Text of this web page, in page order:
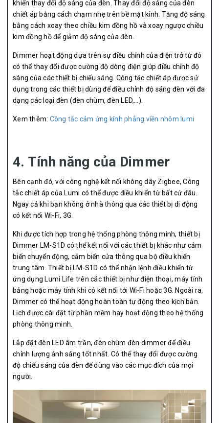
khiển thay đổi độ sáng của đèn. Thay đổi độ sáng của đèn
chiết áp bằng cách chạm nhẹ trên bề mặt kính. Tăng độ sáng
bằng cách xoay theo chiều kim đồng hồ và xoay ngược chiều
kim đồng hồ để giảm độ sáng của đèn.
Dimmer hoạt động dựa trên sự điều chỉnh của điện trở từ đó
có thể thay đổi được cường độ dòng điện giúp điều chỉnh độ
sáng của các thiết bị chiếu sáng. Công tắc chiết áp được sử
dụng trong các thiết bị dùng để điều chỉnh độ sáng đèn với đa
dạng các loại đèn (đèn chùm, đèn LED,…).
Xem thêm: Công tắc cảm ứng kính phẳng viền nhôm lumi
4. Tính năng của Dimmer
Bên cạnh đó, với công nghệ kết nối không dây Zigbee, Công
tắc chiết áp của Lumi có thể được điều khiển từ bất cứ đâu.
Ngay cả khi bạn không ở nhà thông qua các thiết bị di động
có kết nối Wi-Fi, 3G.
Khi được tích hợp trong hệ thống phòng thông minh, thiết bị
Dimmer LM-S1D có thể kết nối với các thiết bị khác như cảm
biến chuyển động, cảm biến cửa thông qua bộ điều khiển
trung tâm. Thiết bị LM-S1D có thể nhận lệnh điều khiển từ
ứng dụng Lumi Life trên các thiết bị như điện thoại, máy tính
bảng hoặc máy tính khi có kết nối tới Wi-Fi hoặc 3G. Ngoài ra,
Dimmer có thể hoạt động hoàn toàn tự động theo kịch bản.
Lịch được cài đặt từ phần mềm hay hoạt động theo hệ thống
phòng thông minh.
Lắp đặt đèn LED âm trần, đèn chùm đèn dimmer để điều
chỉnh lượng ánh sáng tốt nhất. Có thể thay đổi được cường
độ chiếu sáng của đèn để dùng vào các mục đích của mọi
người.